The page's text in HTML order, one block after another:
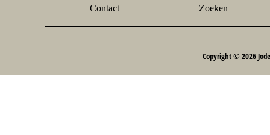
Contact Zoeken
Copyright © 2026